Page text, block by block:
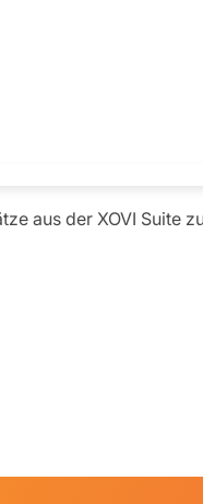
aus der XOVI Suite